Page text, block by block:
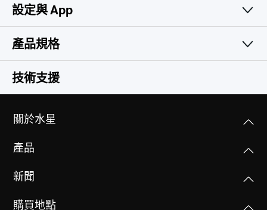
設定與 App
簡易且實用
產品規格
攝影機
1/2.7'' 逐行掃描 CMOS 非星光感應器
鏡頭
焦距：4毫米
視角：103°（對角線），86°（水平），46°（垂直）
3K 5MP (2880×1620 px)
數位變焦
支援 13.5 倍變焦
設備端機器學習
WPA/WPA2-PSK
儲存
Micro SD 卡插槽
網路
技術支援
關於水星
產品
新聞
購買地點